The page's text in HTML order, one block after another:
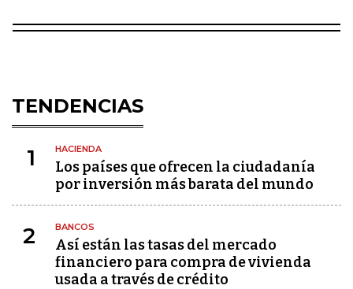
TENDENCIAS
1 HACIENDA
Los países que ofrecen la ciudadanía
por inversión más barata del mundo
2 BANCOS
Así están las tasas del mercado
financiero para compra de vivienda
usada a través de crédito